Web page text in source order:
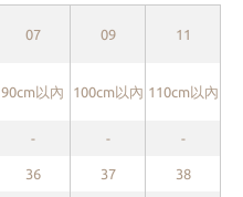
07 09 11
90cm以內 100cm以內 110cm以內
- - -
36 37 38